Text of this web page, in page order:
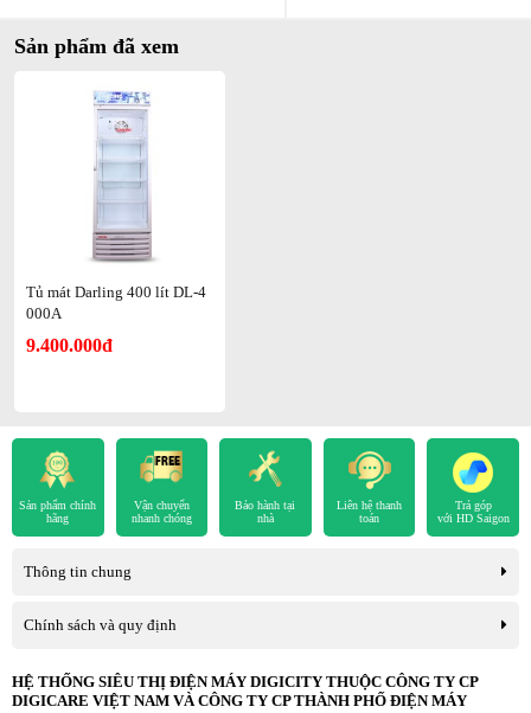
Sản phẩm đã xem
Tủ mát Darling 400 lít DL-4
000A
9.400.000đ
Sản phẩm chính
hãng
Vận chuyển
nhanh chóng
Bảo hành tại
nhà
Liên hệ thanh
toán
Trả góp
với HD Saigon
Thông tin chung
Chính sách và quy định
HỆ THỐNG SIÊU THỊ ĐIỆN MÁY DIGICITY THUỘC CÔNG TY CP
DIGICARE VIỆT NAM VÀ CÔNG TY CP THÀNH PHỐ ĐIỆN MÁY